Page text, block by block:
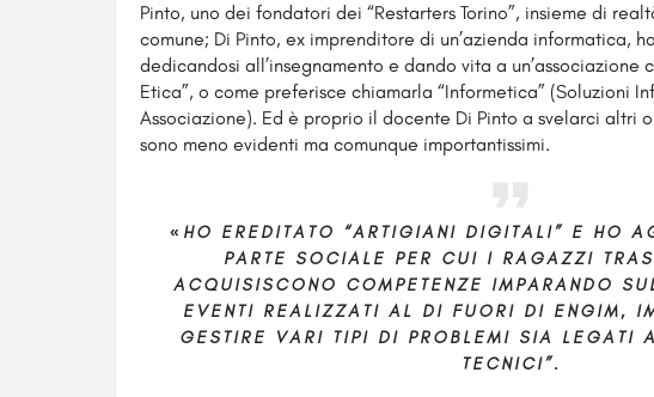
Pinto, uno dei fondatori dei “Restarters Torino”, insieme di
comune; Di Pinto, ex imprenditore di un’azienda informatica,
dedicandosi all’insegnamento e dando vita a un’associazione
Etica”, o come preferisce chiamarla “Informetica” (Soluzioni
Associazione). Ed è proprio il docente Di Pinto a svelarci altri
sono meno evidenti ma comunque importantissimi.
« HO EREDITATO “ARTIGIANI DIGITALI” E HO
PARTE SOCIALE PER CUI I RAGAZZI
ACQUISISCONO COMPETENZE IMPARANDO
EVENTI REALIZZATI AL DI FUORI DI ENGIM,
GESTIRE VARI TIPI DI PROBLEMI SIA LEGATI
TECNICI”.